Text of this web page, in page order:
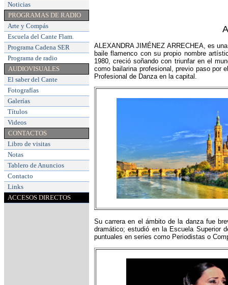
Noticias
PROGRAMAS DE RADIO
Arte y Compás
Escuela del Cante Flam.
Programa Cadena SER
Programa de radio
AUDIOVISUALES
El saber del Cante
Fotografías
Galerías
Títulos
Videos
CONTACTOS
Libro de visitas
Notas
Tablero de Anuncios
Contacto
Links
ACCESOS DIRECTOS
ALEXANDRA JIMÉNEZ ARRECHEA, es
baile flamenco con su propio nombre
1980, creció soñando con triunfar en el
como bailarina profesional, previo paso por
Profesional de Danza en la capital.
Su carrera en el ámbito de la danza fue
dramático; estudió en la Escuela Superior
puntuales en series como Periodistas o